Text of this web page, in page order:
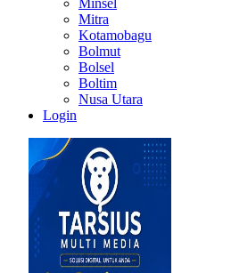
Minsel
Mitra
Kotamobagu
Bolmut
Bolsel
Boltim
Nusa Utara
Login